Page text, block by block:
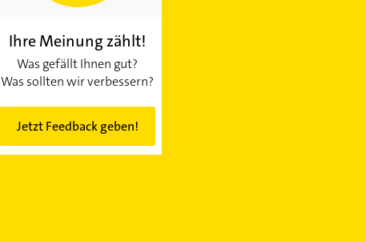
Ihre Meinung zählt!
Was gefällt Ihnen gut?
Was sollten wir verbessern?
Jetzt Feedback geben!